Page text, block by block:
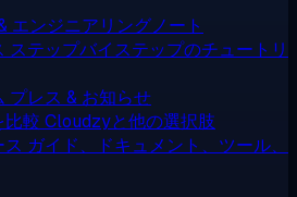
エンジニアリングノート
ステップバイステップのチュートリ
プレス & お知らせ
比較 Cloudzyと他の選択肢
ガイド、ドキュメント、ツール、